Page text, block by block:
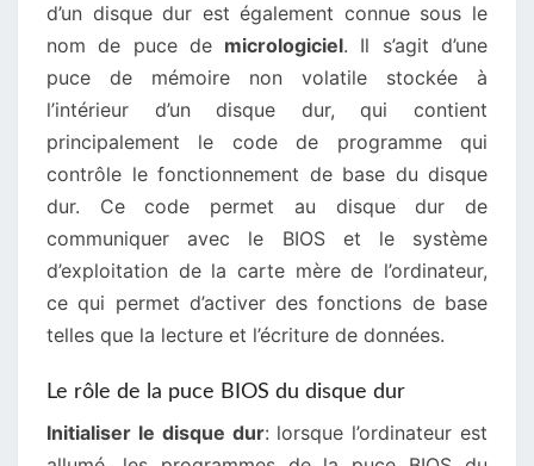
d’un disque dur est également connue sous le
nom de puce de micrologiciel. Il s’agit d’une
puce de mémoire non volatile stockée à
l’intérieur d’un disque dur, qui contient
principalement le code de programme qui
contrôle le fonctionnement de base du disque
dur. Ce code permet au disque dur de
communiquer avec le BIOS et le système
d’exploitation de la carte mère de l’ordinateur,
ce qui permet d’activer des fonctions de base
telles que la lecture et l’écriture de données.
Le rôle de la puce BIOS du disque dur
Initialiser le disque dur: lorsque l’ordinateur est